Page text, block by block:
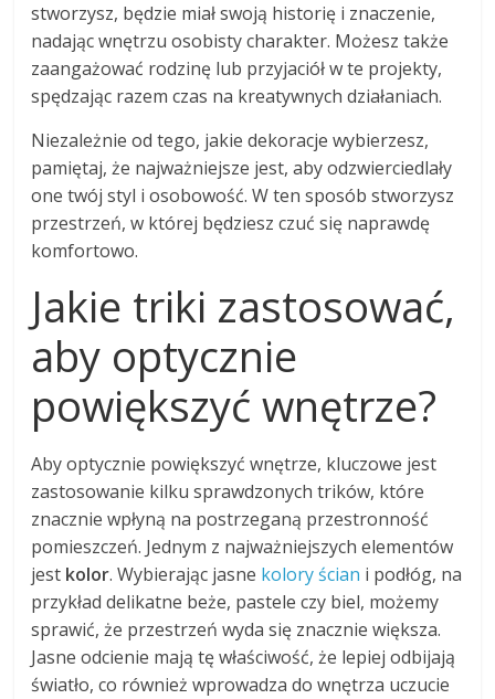
stworzysz, będzie miał swoją historię i znaczenie,
nadając wnętrzu osobisty charakter. Możesz także
zaangażować rodzinę lub przyjaciół w te projekty,
spędzając razem czas na kreatywnych działaniach.
Niezależnie od tego, jakie dekoracje wybierzesz,
pamiętaj, że najważniejsze jest, aby odzwierciedlały
one twój styl i osobowość. W ten sposób stworzysz
przestrzeń, w której będziesz czuć się naprawdę
komfortowo.
Jakie triki zastosować,
aby optycznie
powiększyć wnętrze?
Aby optycznie powiększyć wnętrze, kluczowe jest
zastosowanie kilku sprawdzonych trików, które
znacznie wpłyną na postrzeganą przestronność
pomieszczeń. Jednym z najważniejszych elementów
jest kolor. Wybierając jasne kolory ścian i podłóg, na
przykład delikatne beże, pastele czy biel, możemy
sprawić, że przestrzeń wyda się znacznie większa.
Jasne odcienie mają tę właściwość, że lepiej odbijają
światło, co również wprowadza do wnętrza uczucie